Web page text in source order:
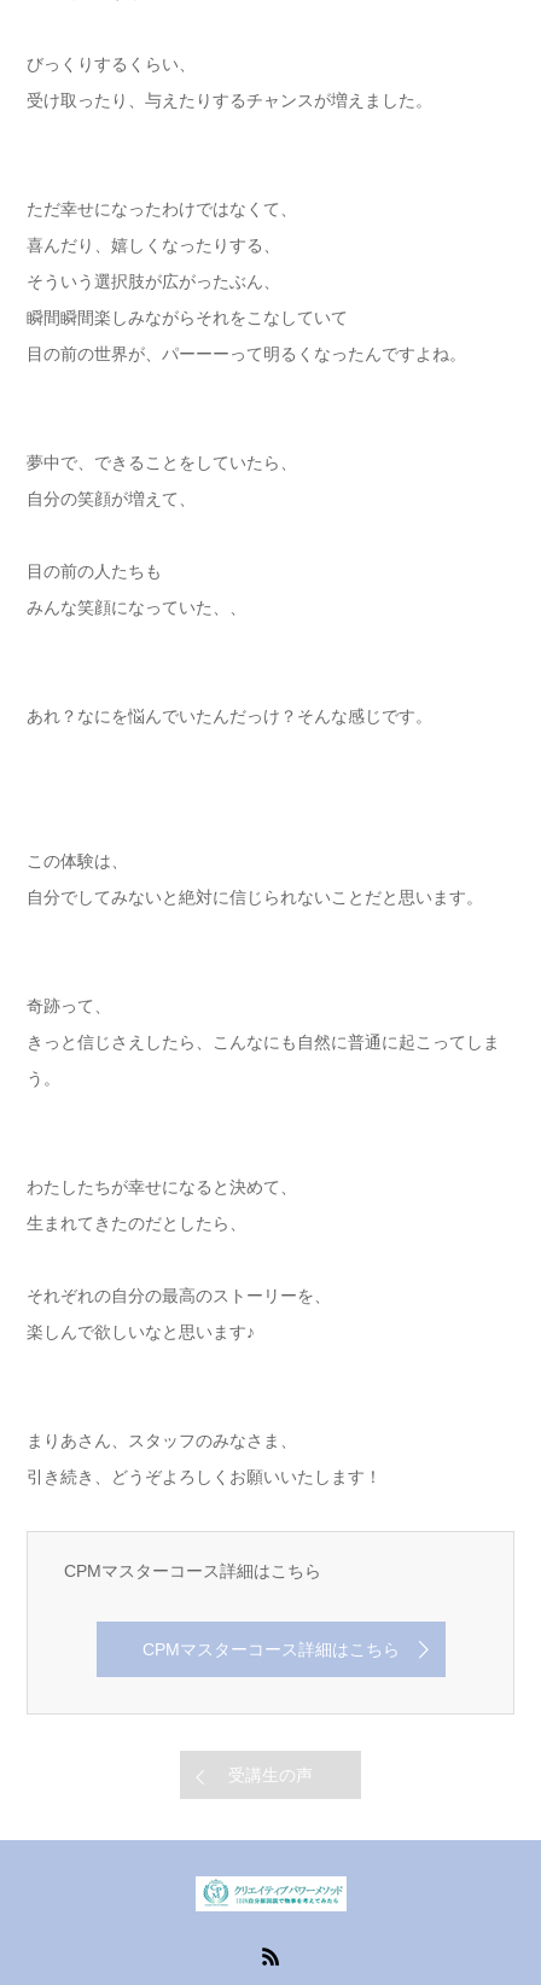
びっくりするくらい、
受け取ったり、与えたりするチャンスが増えました。
ただ幸せになったわけではなくて、
喜んだり、嬉しくなったりする、
そういう選択肢が広がったぶん、
瞬間瞬間楽しみながらそれをこなしていて
目の前の世界が、パーーーって明るくなったんですよね。
夢中で、できることをしていたら、
自分の笑顔が増えて、
目の前の人たちも
みんな笑顔になっていた、、
あれ？なにを悩んでいたんだっけ？そんな感じです。
この体験は、
自分でしてみないと絶対に信じられないことだと思います。
奇跡って、
きっと信じさえしたら、こんなにも自然に普通に起こってしま
う。
わたしたちが幸せになると決めて、
生まれてきたのだとしたら、
それぞれの自分の最高のストーリーを、
楽しんで欲しいなと思います♪
まりあさん、スタッフのみなさま、
引き続き、どうぞよろしくお願いいたします！
CPMマスターコース詳細はこちら
CPMマスターコース詳細はこちら
受講生の声